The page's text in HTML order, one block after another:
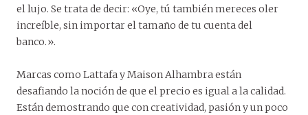
el lujo. Se trata de decir: «Oye, tú también mereces oler
increíble, sin importar el tamaño de tu cuenta del
banco.».
Marcas como Lattafa y Maison Alhambra están
desafiando la noción de que el precio es igual a la calidad.
Están demostrando que con creatividad, pasión y un poco